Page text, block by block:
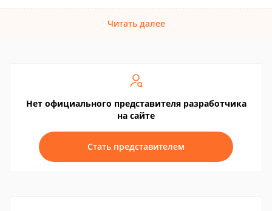
Читать далее
Нет официального представителя разработчика
на сайте
Стать представителем